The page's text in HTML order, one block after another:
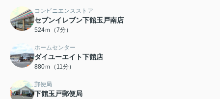
コンビニエンスストア
セブンイレブン下館玉戸南店
524ｍ（7分）
ホームセンター
ダイユーエイト下館店
880ｍ（11分）
郵便局
下館玉戸郵便局